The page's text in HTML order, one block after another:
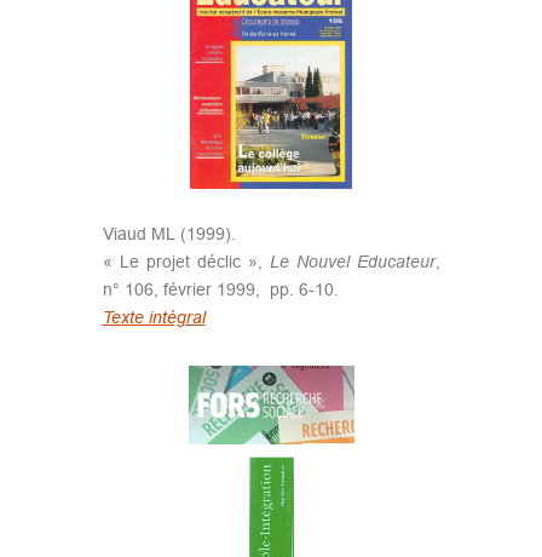
Viaud ML (1999).
« Le projet déclic », Le Nouvel Educateur,
n° 106, février 1999, pp. 6-10.
Texte intégral